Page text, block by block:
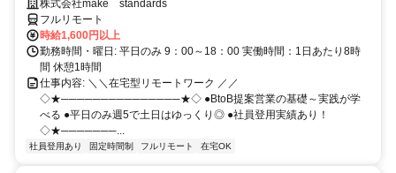
ルが身につく営業職
株式会社make standards
フルリモート
時給1,600円以上
勤務時間・曜日: 平日のみ 9：00～18：00 実働時間：1日あたり8時
間 休憩1時間
仕事内容: ＼＼在宅型リモートワーク ／／
◇★───────────────★◇ ●BtoB提案営業の基礎～実践が学
べる ●平日のみ週5で土日はゆっくり◎ ●社員登用実績あり！
◇★───────...
社員登用あり 固定時間制 フルリモート 在宅OK